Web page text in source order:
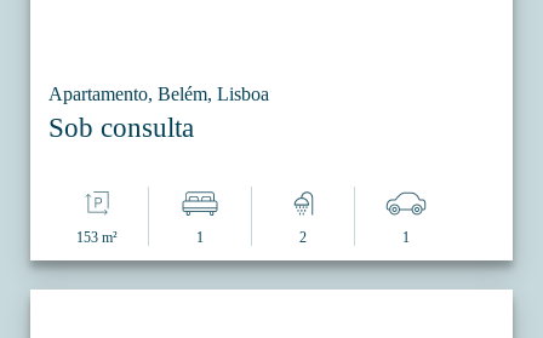
Apartamento, Belém, Lisboa
Sob consulta
153 m² 1 2 1